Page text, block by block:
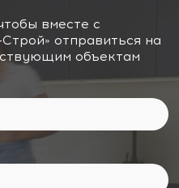
вместе с
отправиться на
объектам